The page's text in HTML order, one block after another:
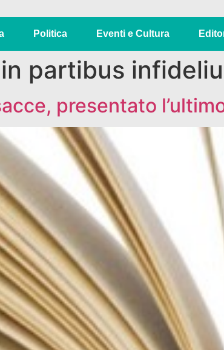
Politica Eventi e Cultura
in partibus
presentato